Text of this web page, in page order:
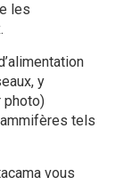
les
y
photo)
tels
vous